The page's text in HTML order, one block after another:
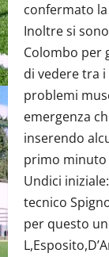
confermato
Inoltre si
Colombo per
di vedere tra
problemi
emergenza
inserendo
primo minuto
Undici
tecnico
per questo